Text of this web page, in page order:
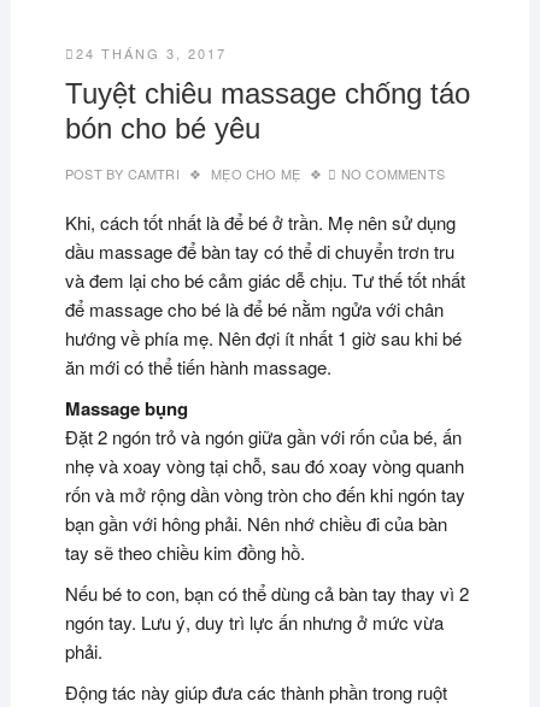
24 THÁNG 3, 2017
Tuyệt chiêu massage chống táo
bón cho bé yêu
POST BY CAMTRI MẸO CHO MẸ NO COMMENTS
Khi, cách tốt nhất là để bé ở trần. Mẹ nên sử dụng
dầu massage để bàn tay có thể di chuyển trơn tru
và đem lại cho bé cảm giác dễ chịu. Tư thế tốt nhất
để massage cho bé là để bé nằm ngửa với chân
hướng về phía mẹ. Nên đợi ít nhất 1 giờ sau khi bé
ăn mới có thể tiến hành massage.
Massage bụng
Đặt 2 ngón trỏ và ngón giữa gần với rốn của bé, ấn
nhẹ và xoay vòng tại chỗ, sau đó xoay vòng quanh
rốn và mở rộng dần vòng tròn cho đến khi ngón tay
bạn gần với hông phải. Nên nhớ chiều đi của bàn
tay sẽ theo chiều kim đồng hồ.
Nếu bé to con, bạn có thể dùng cả bàn tay thay vì 2
ngón tay. Lưu ý, duy trì lực ấn nhưng ở mức vừa
phải.
Động tác này giúp đưa các thành phần trong ruột